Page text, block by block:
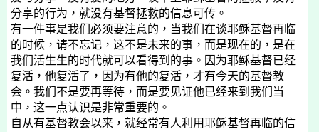
分享的行为，就没有基督拯救的信息可传。
有一件事是我们必须要注意的，当我们在谈耶稣基督再临
的时候，请不忘记，这不是未来的事，而是现在的，是在
我们活生生的时代就可以看得到的事。因为耶稣基督已经
复活，他复活了，因为有他的复活，才有今天的基督教
会。我们不是要再等待，而是要见证他已经来到我们当
中，这一点认识是非常重要的。
自从有基督教会以来，就经常有人利用耶稣基督再临的信